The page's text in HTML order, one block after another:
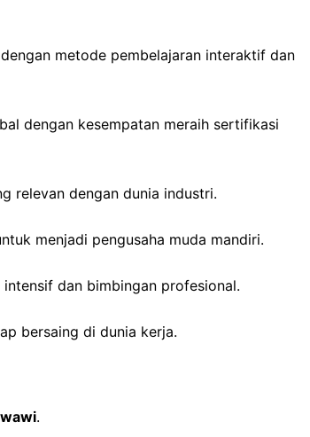
metode pembelajaran interaktif dan
dengan kesempatan meraih sertifikasi
relevan dengan dunia industri.
menjadi pengusaha muda mandiri.
intensif dan bimbingan profesional.
bersaing di dunia kerja.
.